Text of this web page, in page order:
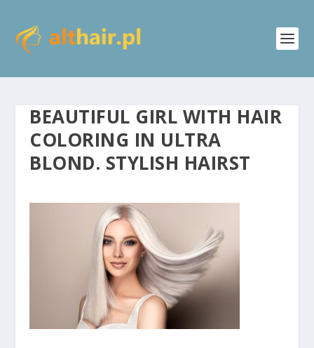
BEAUTIFUL GIRL WITH HAIR
COLORING IN ULTRA
BLOND. STYLISH HAIRST